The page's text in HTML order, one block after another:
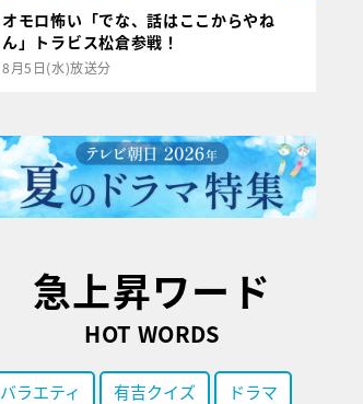
オモロ怖い「でな、話はここからやね
ん」トラビス松倉参戦！
8月5日(水)放送分
急上昇ワード
HOT WORDS
バラエティ 有吉クイズ ドラマ